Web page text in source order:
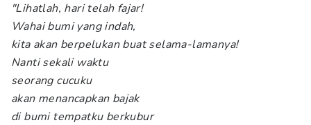
"Lihatlah, hari telah fajar!
Wahai bumi yang indah,
kita akan berpelukan buat selama-lamanya!
Nanti sekali waktu
seorang cucuku
akan menancapkan bajak
di bumi tempatku berkubur